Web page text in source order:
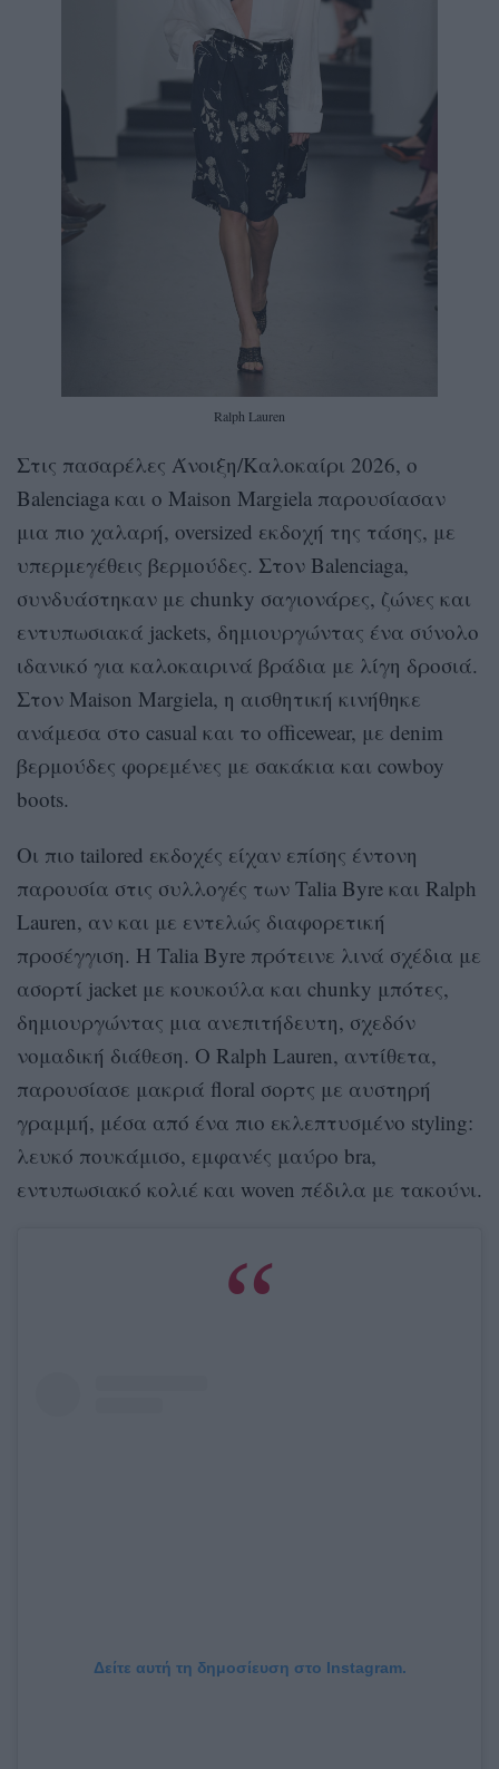
Ralph Lauren
Στις πασαρέλες Άνοιξη/Καλοκαίρι 2026, ο
Balenciaga και ο Maison Margiela παρουσίασαν
μια πιο χαλαρή, oversized εκδοχή της τάσης, με
υπερμεγέθεις βερμούδες. Στον Balenciaga,
συνδυάστηκαν με chunky σαγιονάρες, ζώνες και
εντυπωσιακά jackets, δημιουργώντας ένα σύνολο
ιδανικό για καλοκαιρινά βράδια με λίγη δροσιά.
Στον Maison Margiela, η αισθητική κινήθηκε
ανάμεσα στο casual και το officewear, με denim
βερμούδες φορεμένες με σακάκια και cowboy
boots.
Οι πιο tailored εκδοχές είχαν επίσης έντονη
παρουσία στις συλλογές των Talia Byre και Ralph
Lauren, αν και με εντελώς διαφορετική
προσέγγιση. Η Talia Byre πρότεινε λινά σχέδια με
ασορτί jacket με κουκούλα και chunky μπότες,
δημιουργώντας μια ανεπιτήδευτη, σχεδόν
νομαδική διάθεση. Ο Ralph Lauren, αντίθετα,
παρουσίασε μακριά floral σορτς με αυστηρή
γραμμή, μέσα από ένα πιο εκλεπτυσμένο styling:
λευκό πουκάμισο, εμφανές μαύρο bra,
εντυπωσιακό κολιέ και woven πέδιλα με τακούνι.
Δείτε αυτή τη δημοσίευση στο Instagram.